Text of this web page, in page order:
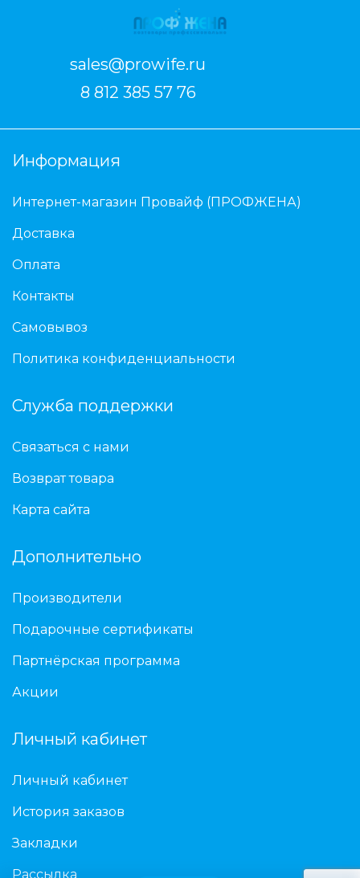
sales@prowife.ru
8 812 385 57 76
Информация
Интернет-магазин Провайф (ПРОФЖЕНА)
Доставка
Оплата
Контакты
Самовывоз
Политика конфиденциальности
Служба поддержки
Связаться с нами
Возврат товара
Карта сайта
Дополнительно
Производители
Подарочные сертификаты
Партнёрская программа
Акции
Личный кабинет
Личный кабинет
История заказов
Закладки
Рассылка